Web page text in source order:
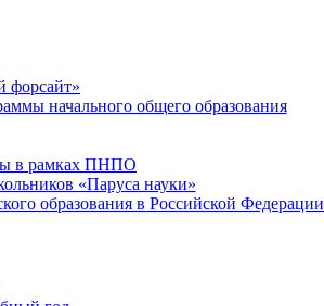
форсайт»
начального общего образования
в рамках ПНПО
«Паруса науки»
образования в Российской Федерации